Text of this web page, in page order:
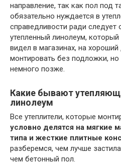
направление, так как пол под
обязательно нуждается в
справедливости ради следует
утепленный линолеум,
видел в магазинах, на
монтировать без подложки,
немного позже.
Какие бывают
линолеум
Все утеплители, которые
условно делятся на мягкие
типа и жесткие плитные
разберемся, чем лучше
чем бетонный пол.